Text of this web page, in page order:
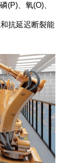
(P)、氧(O)、
抗延迟断裂能